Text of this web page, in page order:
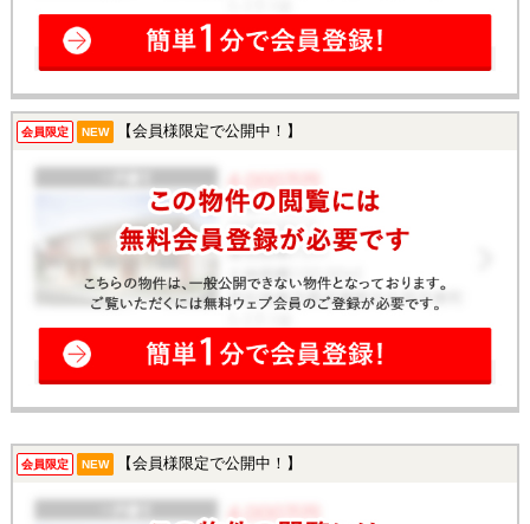
会員限定 NEW 【会員様限定で公開中！】
会員限定 NEW 【会員様限定で公開中！】